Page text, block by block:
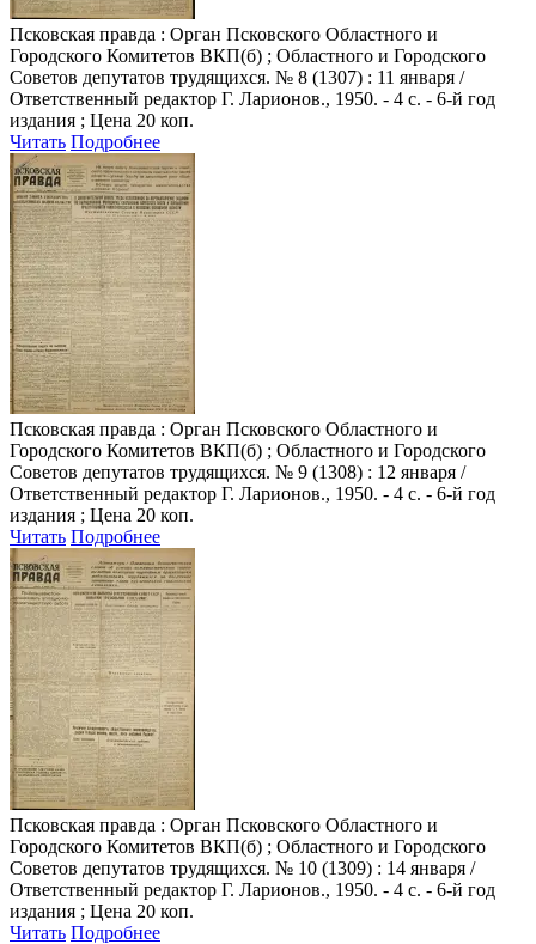
Псковская правда : Орган Псковского Областного и
Городского Комитетов ВКП(б) ; Областного и Городского
Советов депутатов трудящихся. № 8 (1307) : 11 января /
Ответственный редактор Г. Ларионов., 1950. - 4 с. - 6-й год
издания ; Цена 20 коп.
Читать Подробнее
Псковская правда : Орган Псковского Областного и
Городского Комитетов ВКП(б) ; Областного и Городского
Советов депутатов трудящихся. № 9 (1308) : 12 января /
Ответственный редактор Г. Ларионов., 1950. - 4 с. - 6-й год
издания ; Цена 20 коп.
Читать Подробнее
Псковская правда : Орган Псковского Областного и
Городского Комитетов ВКП(б) ; Областного и Городского
Советов депутатов трудящихся. № 10 (1309) : 14 января /
Ответственный редактор Г. Ларионов., 1950. - 4 с. - 6-й год
издания ; Цена 20 коп.
Читать Подробнее